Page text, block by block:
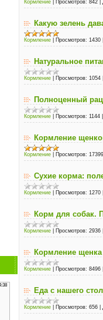
Кормление| Просмотров: 842|
Какую зелень
Кормление| Просмотров: 1430
Натуральное
Кормление| Просмотров: 1054
Полноценный
Кормление| Просмотров: 1144
Кормление
Кормление| Просмотров: 17399
Сухие корма:
Кормление| Просмотров: 1270
Корм для собак.
Кормление| Просмотров: 2936
Кормление щенка
Кормление| Просмотров: 8496
Еда с нашего
Кормление| Просмотров: 656|